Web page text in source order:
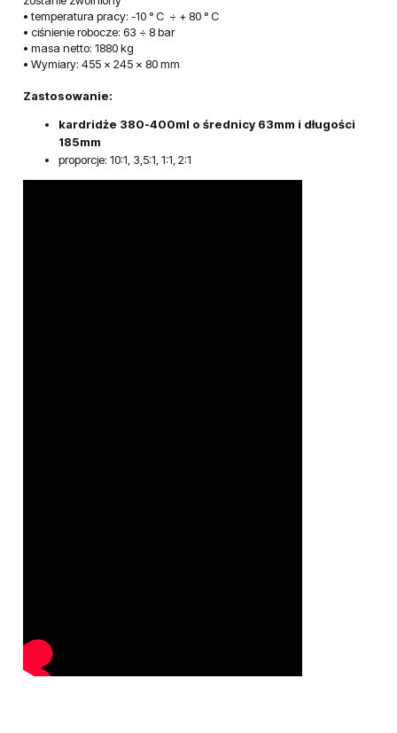
• temperatura pracy: -10 ° C ÷ + 80 ° C
• ciśnienie robocze: 63 ÷ 8 bar
• masa netto: 1880 kg
• Wymiary: 455 x 245 x 80 mm
Zastosowanie:
kardridże 380-400ml o średnicy 63mm i długości
185mm
proporcje: 10:1, 3,5:1, 1:1, 2:1